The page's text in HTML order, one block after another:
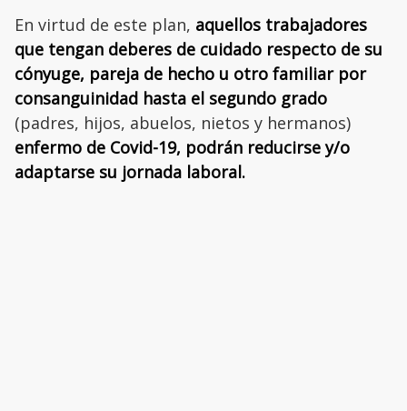
En virtud de este plan, aquellos trabajadores
que tengan deberes de cuidado respecto de su
cónyuge, pareja de hecho u otro familiar por
consanguinidad hasta el segundo grado
(padres, hijos, abuelos, nietos y hermanos)
enfermo de Covid-19, podrán reducirse y/o
adaptarse su jornada laboral.